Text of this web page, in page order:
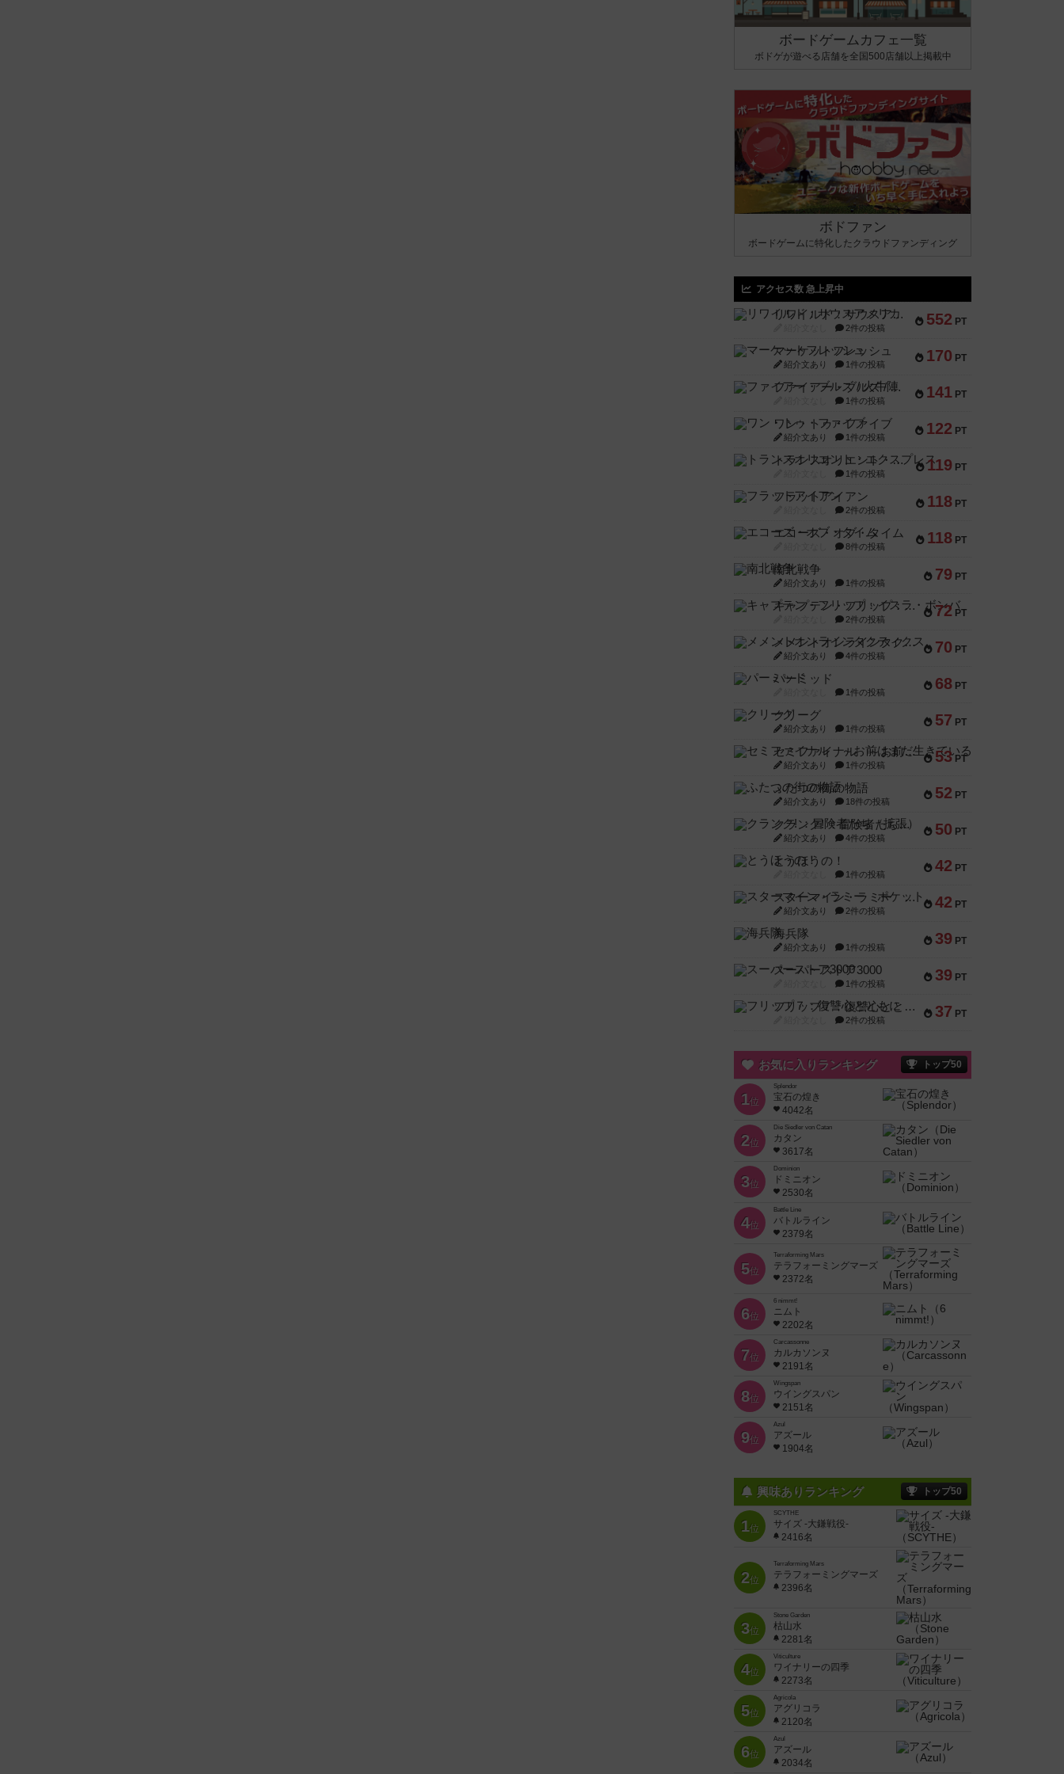
ボードゲームカフェ一覧
ボドゲが遊べる店舗を全国500店舗以上掲載中
ボドファン
ボードゲームに特化したクラウドファンディング
アクセス数 急上昇中
552 PT
リワイルド：サウスアメリカ
2件の投稿
170 PT
マーケットフレッシュ
紹介文あり 1件の投稿
141 PT
ファイアー・ブルズ / 火牛陣
1件の投稿
122 PT
ワン・トゥ・ファイブ
紹介文あり 1件の投稿
119 PT
トランスオリエント・エクスプレス
1件の投稿
118 PT
フラットアイアン
2件の投稿
118 PT
エコーズ・オブ・タイム
8件の投稿
79 PT
南北戦争
紹介文あり 1件の投稿
72 PT
キャプテン・フリップ：イスラ・ボンバ
2件の投稿
70 PT
メメントオンラインタクティクス
紹介文あり 4件の投稿
68 PT
パーミッド
1件の投稿
57 PT
クリーグ
紹介文あり 1件の投稿
53 PT
セミファイナル ～お前はまだ生きている～
紹介文あり 1件の投稿
52 PT
ふたつの街の物語
紹介文あり 18件の投稿
50 PT
クランク! ：冒険者たち（拡張）
紹介文あり 4件の投稿
42 PT
とうほうの！
1件の投稿
42 PT
スターマイン・ラミー ポケット
紹介文あり 2件の投稿
39 PT
海兵隊
紹介文あり 1件の投稿
39 PT
スーパーストア3000
1件の投稿
37 PT
フリップ７：復讐心とともに
2件の投稿
お気に入りランキング トップ50
1位
Splendor
宝石の煌き
4042名
2位
Die Siedler von Catan
カタン
3617名
3位
Dominion
ドミニオン
2530名
4位
Battle Line
バトルライン
2379名
5位
Terraforming Mars
テラフォーミングマーズ
2372名
6位
6 nimmt!
ニムト
2202名
7位
Carcassonne
カルカソンヌ
2191名
8位
Wingspan
ウイングスパン
2151名
9位
Azul
アズール
1904名
興味ありランキング トップ50
1位
SCYTHE
サイズ -大鎌戦役-
2416名
2位
Terraforming Mars
テラフォーミングマーズ
2396名
3位
Stone Garden
枯山水
2281名
4位
Viticulture
ワイナリーの四季
2273名
5位
Agricola
アグリコラ
2120名
6位
Azul
アズール
2034名